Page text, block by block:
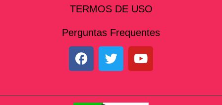
TERMOS DE USO
Perguntas Frequentes